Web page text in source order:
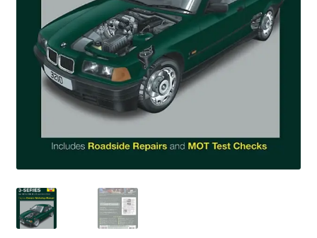
My account
Over Ons
Overzicht
Privacybeleid
Retourbeleid
Videos